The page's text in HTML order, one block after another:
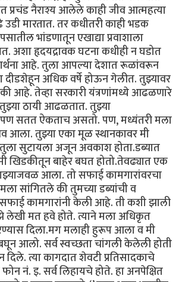
प्रचंड नैराश्य आलेले काही जीव आत्महत्या
मारतात. तर कधीतरी काही भडक
भांडणातून एखाद्या प्रवाशाला
अशा हृदयद्रावक घटना कधीही न घडोत
आहे. तुला आपल्या देशात रूळांवरून
दीडशेहून अधिक वर्षे होऊन गेलीत. तुझ्यावर
आहे. तेव्हा सरकारी यंत्रणांमध्ये आढळणारे
ठायी आढळतात. तुझ्या
सतत ऐकताच असतो. पण, मध्यंतरी मला
तुझ्या एका मूळ स्थानकावर मी
सुटायला अजून अवकाश होता.डब्यात
खिडकीतून बाहेर बघत होतो.तेवढ्यात एक
आला. तो सफाई कामगारांवरचा
मला सांगितले की तुमच्या डब्यांची व
कामगारांनी केली आहे. ती कशी झाली
लेखी मत हवे होते. त्याने मला अधिकृत
दिला.मग मलाही हुरूप आला व मी
आलो. सर्व स्वच्छता चांगली केलेली होती
दिले. त्या कागदात शेवटी प्रतिसादकाचे
नं. इ. सर्व लिहायचे होते. हा अनपेक्षित